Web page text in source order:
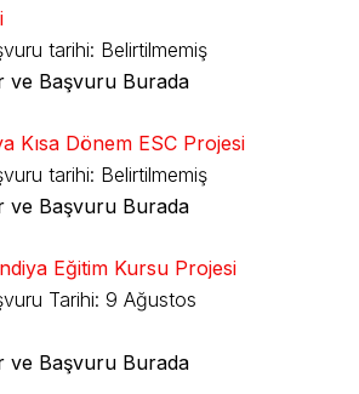
tarihi: Belirtilmemiş
ve Başvuru Burada
Kısa Dönem ESC Projesi
tarihi: Belirtilmemiş
ve Başvuru Burada
Eğitim Kursu Projesi
Tarihi: 9 Ağustos
ve Başvuru Burada